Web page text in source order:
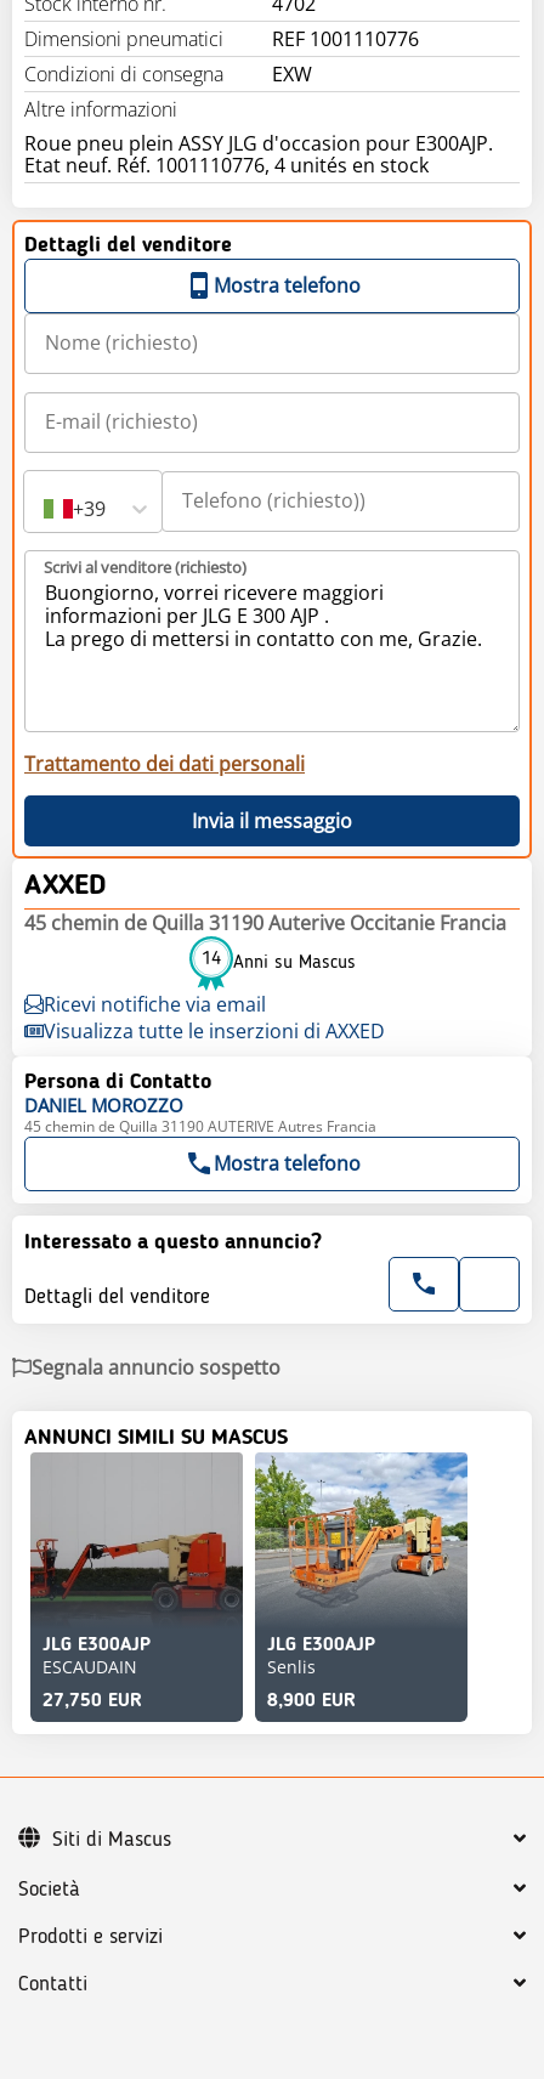
Dimensioni pneumatici
REF 1001110776
Condizioni di consegna
EXW
Altre informazioni
Roue pneu plein ASSY JLG d'occasion pour E300AJP.
Etat neuf. Réf. 1001110776, 4 unités en stock
Dettagli del venditore
Mostra telefono
+39
Scrivi al venditore (richiesto)
Trattamento dei dati personali
Invia il messaggio
AXXED
45 chemin de Quilla 31190 Auterive Occitanie Francia
14 Anni su Mascus
Ricevi notifiche via email
Visualizza tutte le inserzioni di AXXED
Persona di Contatto
DANIEL MOROZZO
45 chemin de Quilla 31190 AUTERIVE Autres Francia
Mostra telefono
Interessato a questo annuncio?
Dettagli del venditore
Segnala annuncio sospetto
ANNUNCI SIMILI SU MASCUS
JLG E300AJP
ESCAUDAIN
27,750 EUR
JLG E300AJP
Senlis
8,900 EUR
Società
Prodotti e servizi
Contatti
Siti di Mascus